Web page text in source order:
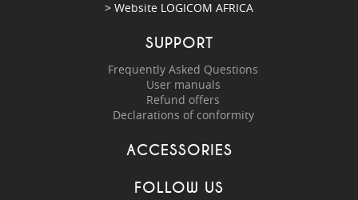
> Website LOGICOM AFRICA
SUPPORT
Frequently Asked Questions
User manuals
Refund offers
Declarations of conformity
ACCESSORIES
FOLLOW US